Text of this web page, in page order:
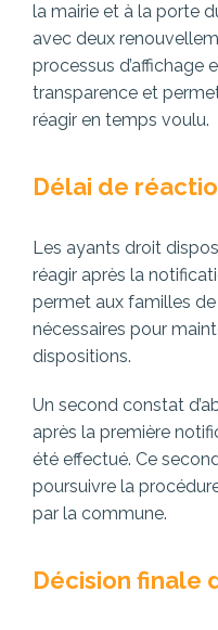
la mairie et à la porte
avec deux
processus d’affichage
transparence et
réagir en temps voulu.
Délai de
Les ayants droit
réagir après la
permet aux familles
nécessaires pour
dispositions.
Un second constat
après la première
été effectué. Ce
poursuivre la
par la commune.
Décision finale